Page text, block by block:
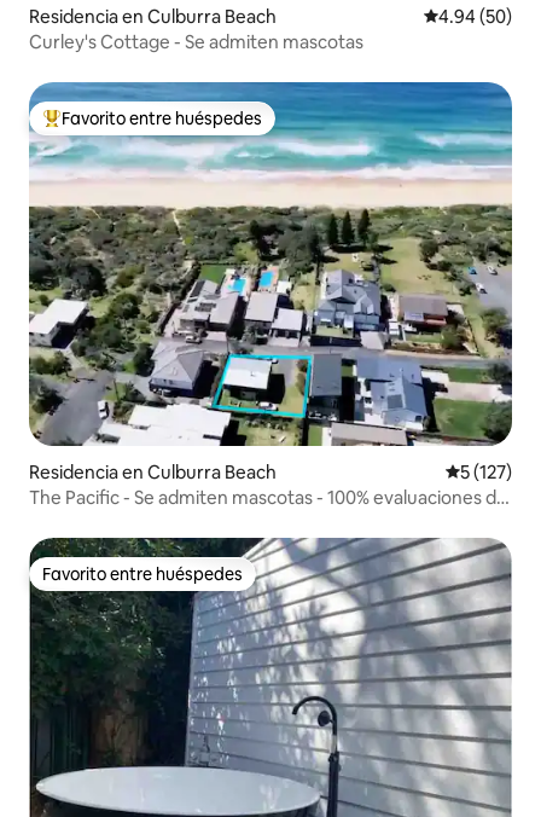
Residencia en Culburra Beach Calificación
4.94 (50)
Curley's Cottage - Se admiten mascotas
De los mejores en Favorito entre huéspedes
Favorito entre huéspedes
Residencia en Culburra Beach
5 (127)
The Pacific - Se admiten mascotas - 100% evaluaciones de
Favorito entre huéspedes
Favorito entre huéspedes